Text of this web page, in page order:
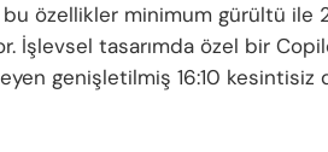
özellikler minimum gürültü ile
İşlevsel tasarımda özel bir
genişletilmiş 16:10